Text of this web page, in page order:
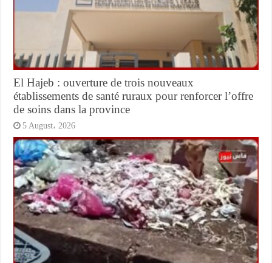
El Hajeb : ouverture de trois nouveaux
établissements de santé ruraux pour renforcer l’offre
de soins dans la province
5 August، 2026